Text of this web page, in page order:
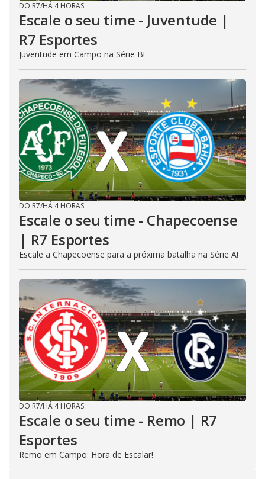
DO R7/HÁ 4 HORAS
Escale o seu time - Juventude |
R7 Esportes
Juventude em Campo na Série B!
DO R7/HÁ 4 HORAS
Escale o seu time - Chapecoense
| R7 Esportes
Escale a Chapecoense para a próxima batalha na Série A!
DO R7/HÁ 4 HORAS
Escale o seu time - Remo | R7
Esportes
Remo em Campo: Hora de Escalar!